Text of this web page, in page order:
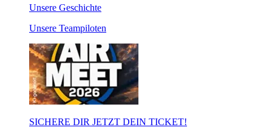
Unsere Geschichte
Unsere Teampiloten
SICHERE DIR JETZT DEIN TICKET!